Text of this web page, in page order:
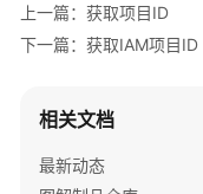
践
考
使
上一篇：获取项目ID
下一篇：获取IAM项目ID
相关文档
最新动态